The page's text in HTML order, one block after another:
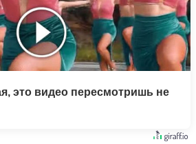
это видео пересмотришь не